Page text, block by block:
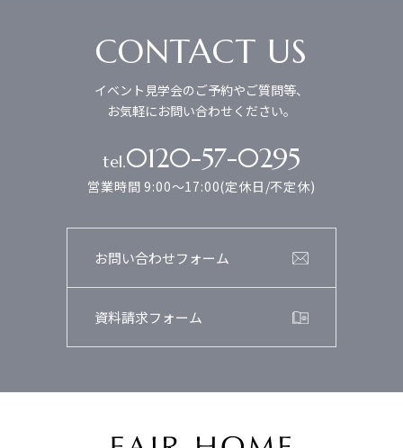
CONTACT US
イベント見学会のご予約やご質問等、
お気軽にお問い合わせください。
tel.0120-57-0295
営業時間 9:00～17:00(定休日/不定休)
お問い合わせフォーム
資料請求フォーム